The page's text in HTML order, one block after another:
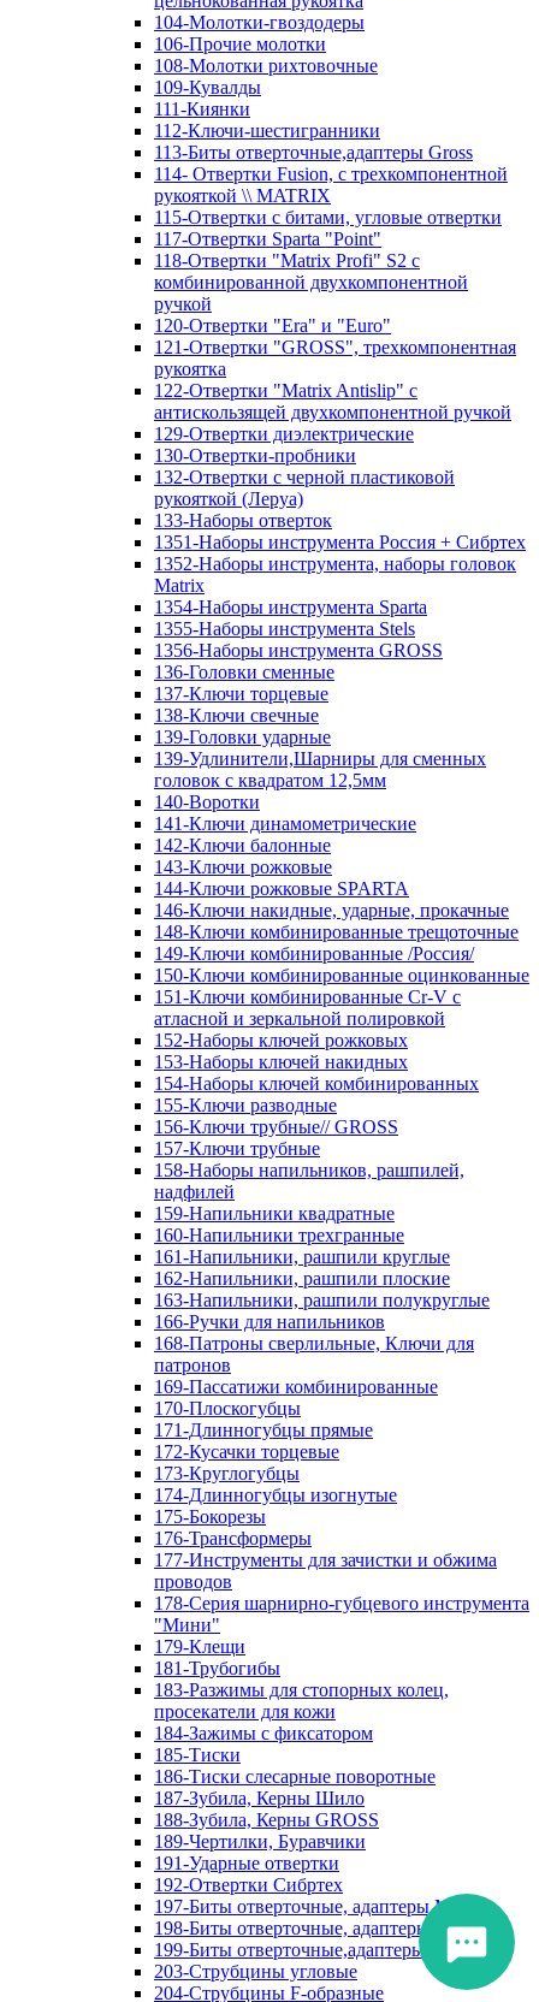
104-Молотки-гвоздодеры
106-Прочие молотки
108-Молотки рихтовочные
109-Кувалды
111-Киянки
112-Ключи-шестигранники
113-Биты отверточные,адаптеры Gross
114- Отвертки Fusion, c трехкомпонентной
рукояткой \\ MATRIX
115-Отвертки с битами, угловые отвертки
117-Отвертки Sparta "Point"
118-Отвертки "Matrix Profi" S2 с
комбинированной двухкомпонентной
ручкой
120-Отвертки "Era" и "Euro"
121-Отвертки "GROSS", трехкомпонентная
рукоятка
122-Отвертки "Matrix Antislip" с
антискользящей двухкомпонентной ручкой
129-Отвертки диэлектрические
130-Отвертки-пробники
132-Отвертки с черной пластиковой
рукояткой (Леруа)
133-Наборы отверток
1351-Наборы инструмента Россия + Сибртех
1352-Наборы инструмента, наборы головок
Matrix
1354-Наборы инструмента Sparta
1355-Наборы инструмента Stels
1356-Наборы инструмента GROSS
136-Головки сменные
137-Ключи торцевые
138-Ключи свечные
139-Головки ударные
139-Удлинители,Шарниры для сменных
головок с квадратом 12,5мм
140-Воротки
141-Ключи динамометрические
142-Ключи балонные
143-Ключи рожковые
144-Ключи рожковые SPARTA
146-Ключи накидные, ударные, прокачные
148-Ключи комбинированные трещоточные
149-Ключи комбинированные /Россия/
150-Ключи комбинированные оцинкованные
151-Ключи комбинированные Cr-V с
атласной и зеркальной полировкой
152-Наборы ключей рожковых
153-Наборы ключей накидных
154-Наборы ключей комбинированных
155-Ключи разводные
156-Ключи трубные// GROSS
157-Ключи трубные
158-Наборы напильников, рашпилей,
надфилей
159-Напильники квадратные
160-Напильники трехгранные
161-Напильники, рашпили круглые
162-Напильники, рашпили плоские
163-Напильники, рашпили полукруглые
166-Ручки для напильников
168-Патроны сверлильные, Ключи для
патронов
169-Пассатижи комбинированные
170-Плоскогубцы
171-Длинногубцы прямые
172-Кусачки торцевые
173-Круглогубцы
174-Длинногубцы изогнутые
175-Бокорезы
176-Трансформеры
177-Инструменты для зачистки и обжима
проводов
178-Серия шарнирно-губцевого инструмента
"Мини"
179-Клещи
181-Трубогибы
183-Разжимы для стопорных колец,
просекатели для кожи
184-Зажимы с фиксатором
185-Тиски
186-Тиски слесарные поворотные
187-Зубила, Керны Шило
188-Зубила, Керны GROSS
189-Чертилки, Буравчики
191-Ударные отвертки
192-Отвертки Сибртех
197-Биты отверточные, адаптеры Matrix
198-Биты отверточные, адаптеры Прочие
199-Биты отверточные,адаптеры Сибртех
203-Струбцины угловые
204-Струбцины F-образные